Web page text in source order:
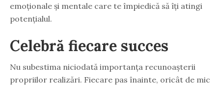
emoționale și mentale care te împiedică să îți atingi
potențialul.
Celebră fiecare succes
Nu subestima niciodată importanța recunoașterii
propriilor realizări. Fiecare pas înainte, oricât de mic